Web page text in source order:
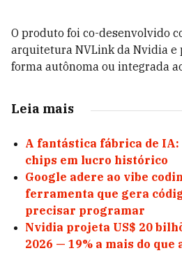
O produto foi co-desenvolvido
arquitetura NVLink da Nvidia e
forma autônoma ou integrada
Leia mais
A fantástica fábrica de
chips em lucro histórico
Google adere ao vibe
ferramenta que gera
precisar programar
Nvidia projeta US$ 20
2026 — 19% a mais do